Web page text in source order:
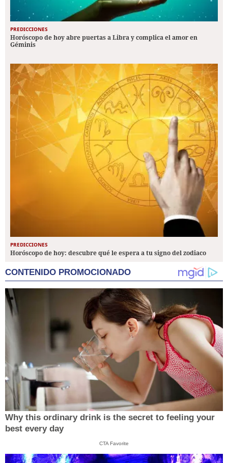
PREDICCIONES
Horóscopo de hoy abre puertas a Libra y complica el amor en
Géminis
PREDICCIONES
Horóscopo de hoy: descubre qué le espera a tu signo del zodiaco
CONTENIDO PROMOCIONADO
Why this ordinary drink is the secret to feeling your
best every day
CTA Favorite